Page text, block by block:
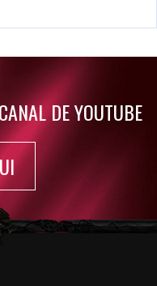
de Resident Evil 9
DE YOUTUBE